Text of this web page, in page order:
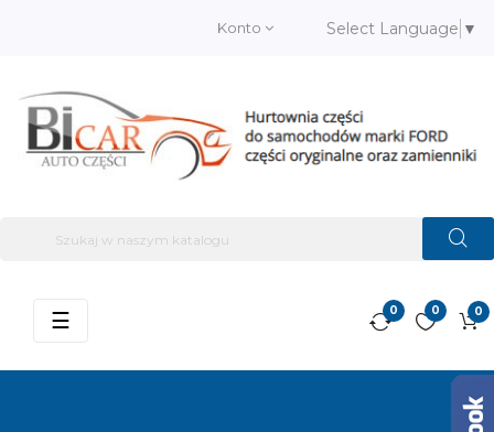
Konto Select Language ▼
0
0
0
Przełącz
☰